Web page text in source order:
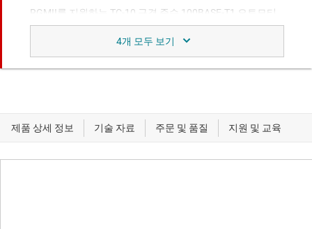
RGMII를 지원하는 TC-10 규격 준수 100BASE-T1 오토모티
브 이더넷 PHY
Newest part in the 100BASE-T1 PHY family with a smaller